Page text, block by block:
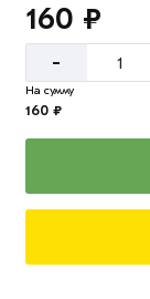
160 ₽
-
На сумму
160 ₽